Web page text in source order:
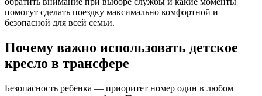
помогут сделать поездку максимально комфортной и
безопасной для всей семьи.
Почему важно использовать детское
кресло в трансфере
Безопасность ребенка — приоритет номер один в любом